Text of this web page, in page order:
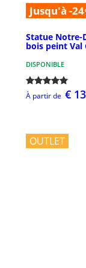
Jusqu'à -24
Statue Notre-
bois peint Val
DISPONIBLE
À partir de €
OUTLET